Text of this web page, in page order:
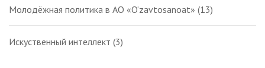
Молодёжная политика в АО «O‘zavtosanoat» (13)
Искуственный интеллект (3)